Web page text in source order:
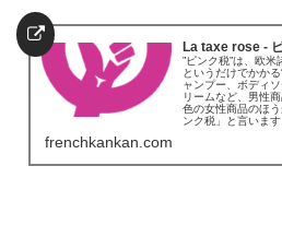
La taxe rose -
”ピンク税”は、欧
というだけでかか
ャンプー、ボディ
リームなど、男性
色の女性商品のほ
ンク税」と言います
frenchkankan.com